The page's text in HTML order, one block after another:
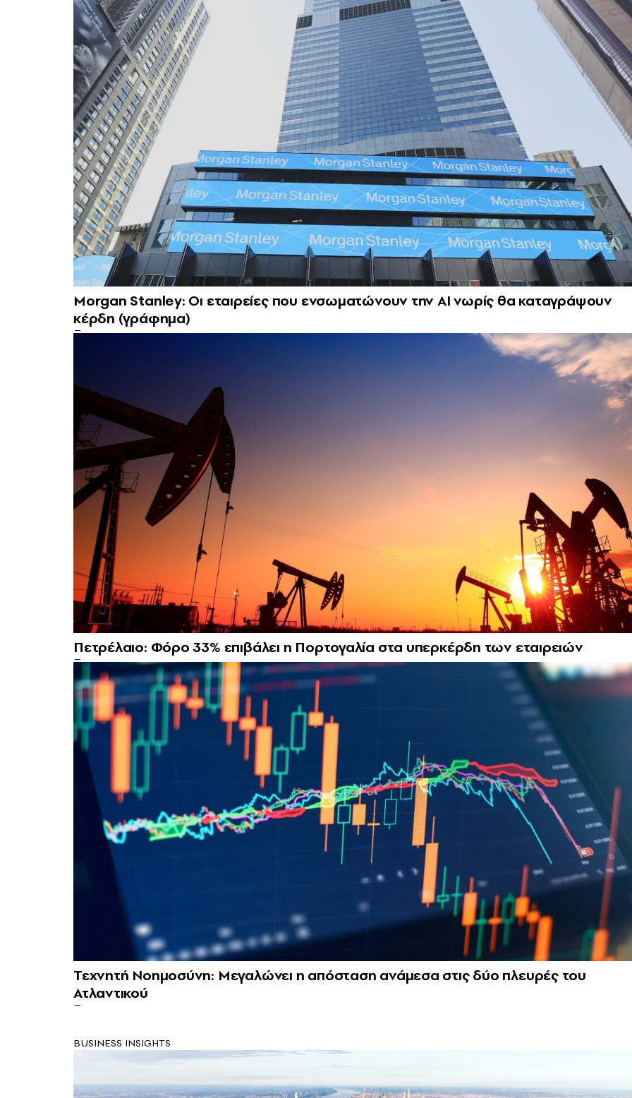
Morgan Stanley: Οι εταιρείες που ενσωματώνουν την ΑΙ νωρίς θα καταγράψουν
κέρδη (γράφημα)
Πετρέλαιο: Φόρο 33% επιβάλει η Πορτογαλία στα υπερκέρδη των εταιρειών
Τεχνητή Νοημοσύνη: Μεγαλώνει η απόσταση ανάμεσα στις δύο πλευρές του
Ατλαντικού
BUSINESS INSIGHTS